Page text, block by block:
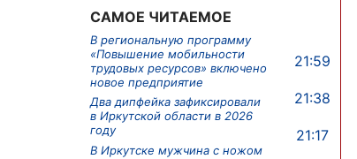
САМОЕ ЧИТАЕМОЕ
В региональную программу
«Повышение мобильности
трудовых ресурсов» включено
новое предприятие
Два дипфейка зафиксировали
в Иркутской области в 2026
году
В Иркутске мужчина с ножом
21:59
21:38
21:17